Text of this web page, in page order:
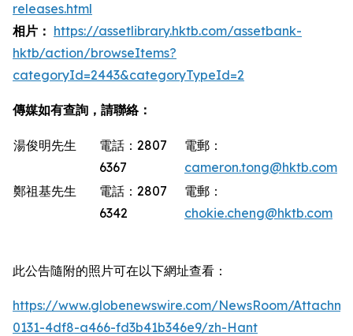
releases.html
相片： https://assetlibrary.hktb.com/assetbank-
hktb/action/browseItems?
categoryId=2443&categoryTypeId=2
傳媒如有查詢，請聯絡：
湯俊明先生
電話：2807
6367
電郵：
cameron.tong@hktb.com
鄭祖基先生
電話：2807
6342
電郵：
chokie.cheng@hktb.com
此公告隨附的照片可在以下網址查看：
https://www.globenewswire.com/NewsRoom/
0131-4df8-a466-fd3b41b346e9/zh-Hant